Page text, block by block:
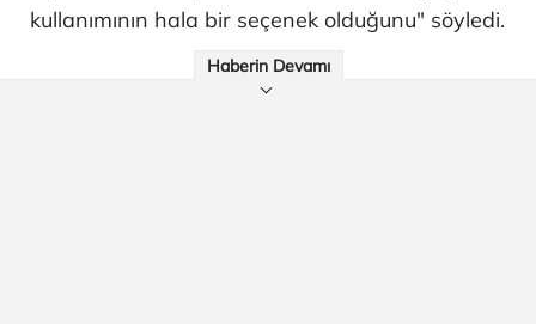
kullanımının hala bir seçenek olduğunu" söyledi.
Haberin Devamı